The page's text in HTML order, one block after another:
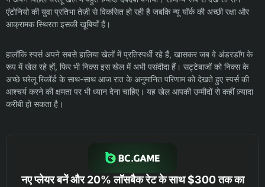
एंटोनियो की युवा प्रतिभा तेज़ी से विकसित हो रही है जबकि न्यू यॉर्क की अच्छी रक्षा और
आक्रामक स्थिरता इसकी खूबियाँ हैं।
हालाँकि स्पर्स अपने सबसे हालिया खेलों में प्रतिस्पर्धी रहे हैं, खासकर जब वे अंडरडॉग के
रूप में खेल रहे हों, फिर भी निक्स इस खेल में अभी पसंदीदा हैं। सट्टेबाजों को निक्स के
अच्छे घरेलू रिकॉर्ड के साथ-साथ आज रात के अनुमानित परिणाम को देखते हुए स्पर्स की
आश्चर्य करने की क्षमता पर भी ध्यान देना चाहिए। यह खेल आपकी उम्मीदों से कहीं ज़्यादा
करीबी हो सकता है।
नए प्लेयर बनें और 20% लॉसबैक रेट के साथ $300 तक का